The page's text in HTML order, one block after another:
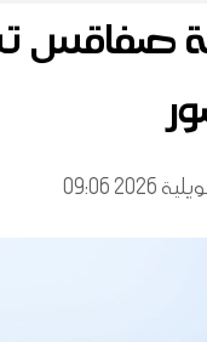
صفاقس
جويلية